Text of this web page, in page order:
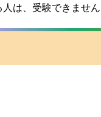
は、受験できません